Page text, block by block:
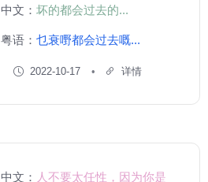
中文： 坏的都会过去的...
粤语： 乜衰嘢都会过去嘅...
2022-10-17 详情
中文： 人不要太任性，因为你是